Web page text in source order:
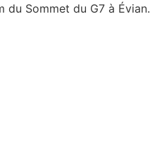
du Sommet du G7 à Évian.